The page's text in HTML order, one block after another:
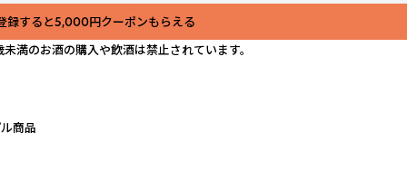
登録すると5,000円クーポンもらえる
満のお酒の購入や飲酒は禁止されています。
商品